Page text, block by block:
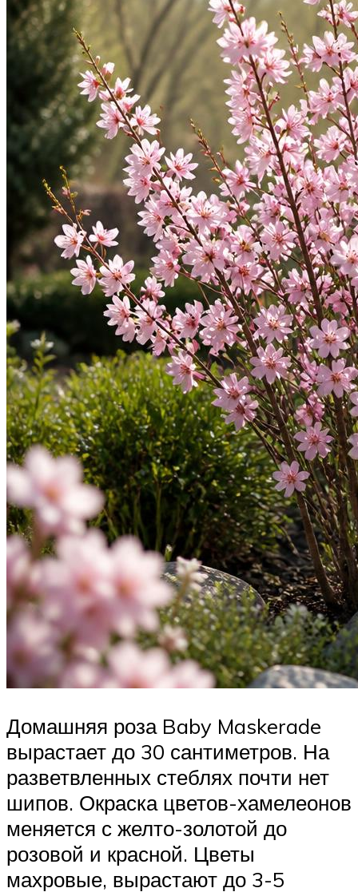
Домашняя роза Baby Maskerade
вырастает до 30 сантиметров. На
разветвленных стеблях почти нет
шипов. Окраска цветов-хамелеонов
меняется с желто-золотой до
розовой и красной. Цветы
махровые, вырастают до 3-5